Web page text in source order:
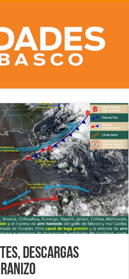
descargas